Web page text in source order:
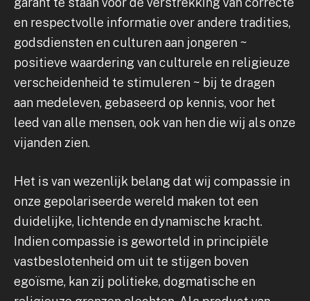
en respectvolle informatie over andere tradities,
godsdiensten en culturen aan jongeren ~
positieve waardering van culturele en religieuze
verscheidenheid te stimuleren ~ bij te dragen
aan medeleven, gebaseerd op kennis, voor het
leed van alle mensen, ook van hen die wij als onze
vijanden zien.
Het is van wezenlijk belang dat wij compassie in
onze gepolariseerde wereld maken tot een
duidelijke, lichtende en dynamische kracht.
Indien compassie is geworteld in principiële
vastbeslotenheid om uit te stijgen boven
egoïsme, kan zij politieke, dogmatische en